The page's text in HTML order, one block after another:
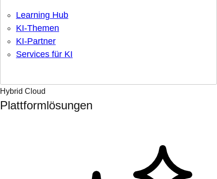
Learning Hub
KI-Themen
KI-Partner
Services für KI
Hybrid Cloud
Plattformlösungen